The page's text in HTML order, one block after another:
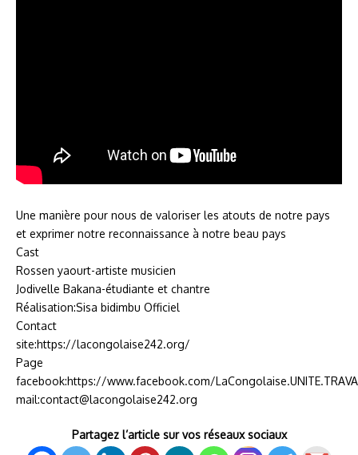
Une manière pour nous de valoriser les atouts de notre pays
et exprimer notre reconnaissance à notre beau pays
Cast
Rossen yaourt-artiste musicien
Jodivelle Bakana-étudiante et chantre
Réalisation:Sisa bidimbu Officiel
Contact
site:https://lacongolaise242.org/
Page
facebook:https://www.facebook.com/
mail:contact@lacongolaise242.org
Partagez l’article sur vos réseaux sociaux